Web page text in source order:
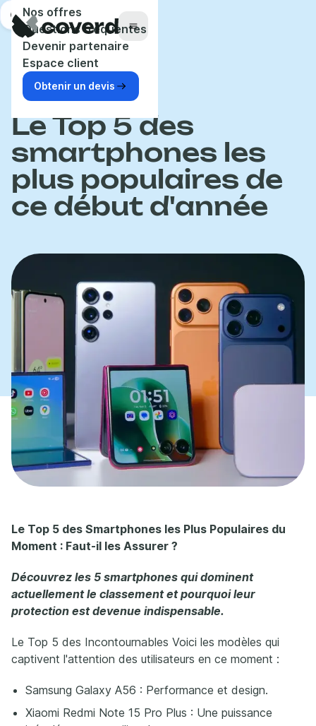
Menu
Nos offres
Questions fréquentes
Devenir partenaire
Espace client
Obtenir un devis
Accueil Blog Tendance
Le Top 5 des
smartphones les
plus populaires de
ce début d'année
Le Top 5 des Smartphones les Plus Populaires du
Moment : Faut-il les Assurer ?
Découvrez les 5 smartphones qui dominent
actuellement le classement et pourquoi leur
protection est devenue indispensable.
Le Top 5 des Incontournables Voici les modèles qui
captivent l'attention des utilisateurs en ce moment :
Samsung Galaxy A56 : Performance et design.
Xiaomi Redmi Note 15 Pro Plus : Une puissance
Aide
Panneau de gestion des cookies